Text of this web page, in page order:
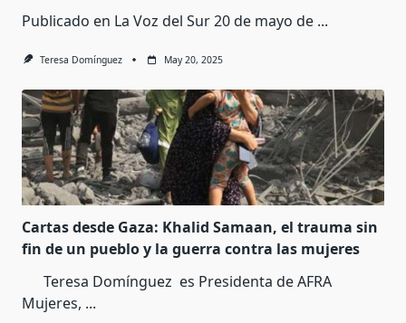
Publicado en La Voz del Sur 20 de mayo de ...
Teresa Domínguez May 20, 2025
Cartas desde Gaza: Khalid Samaan, el trauma sin
fin de un pueblo y la guerra contra las mujeres
Teresa Domínguez es Presidenta de AFRA
Mujeres, ...